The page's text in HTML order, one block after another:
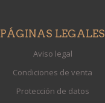
PÁGINAS LEGALES
Aviso legal
Condiciones de venta
Protección de datos